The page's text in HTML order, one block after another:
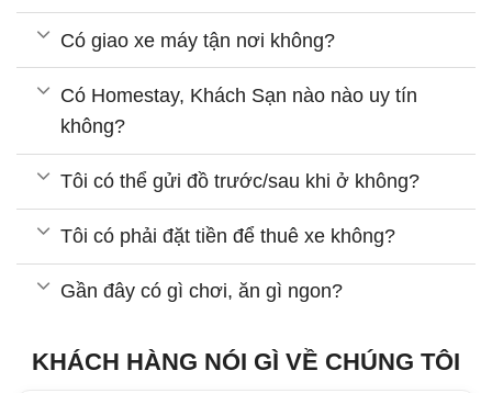
Có giao xe máy tận nơi không?
Có Homestay, Khách Sạn nào nào uy tín
không?
Tôi có thể gửi đồ trước/sau khi ở không?
Tôi có phải đặt tiền để thuê xe không?
Gần đây có gì chơi, ăn gì ngon?
KHÁCH HÀNG NÓI GÌ VỀ CHÚNG TÔI